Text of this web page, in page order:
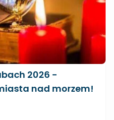
2026 -
nad morzem!